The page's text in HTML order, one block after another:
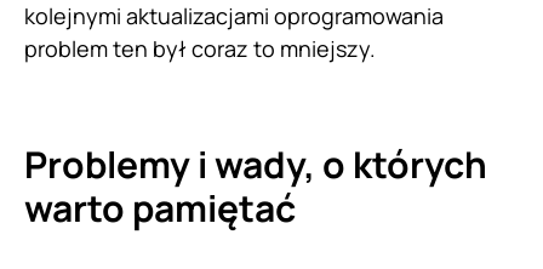
kolejnymi aktualizacjami oprogramowania
problem ten był coraz to mniejszy.
Problemy i wady, o których
warto pamiętać